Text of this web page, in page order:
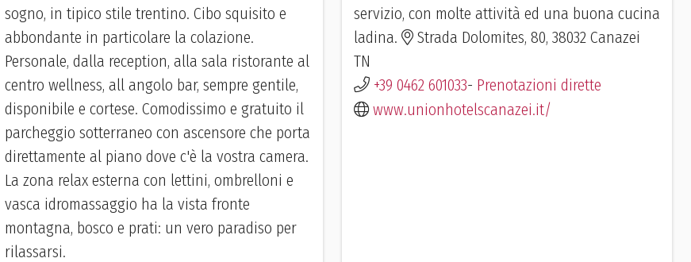
sogno, in tipico stile trentino. Cibo squisito e
abbondante in particolare la colazione.
Personale, dalla reception, alla sala ristorante al
centro wellness, all angolo bar, sempre gentile,
disponibile e cortese. Comodissimo e gratuito il
parcheggio sotterraneo con ascensore che porta
direttamente al piano dove c'è la vostra camera.
La zona relax esterna con lettini, ombrelloni e
vasca idromassaggio ha la vista fronte
montagna, bosco e prati: un vero paradiso per
rilassarsi.
servizio, con molte attività ed una buona cucina
ladina.
Strada Dolomites, 80, 38032 Canazei
TN
+39 0462 601033- Prenotazioni dirette
www.unionhotelscanazei.it/